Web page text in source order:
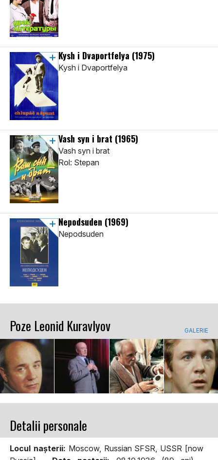
Kysh i Dvaportfelya (1975)
Kysh i Dvaportfelya
Vash syn i brat (1965)
Vash syn i brat
Rol: Stepan
Nepodsuden (1969)
Nepodsuden
Poze Leonid Kuravlyov GALERIE
Detalii personale
Locul naşterii: Moscow, Russian SFSR, USSR [now